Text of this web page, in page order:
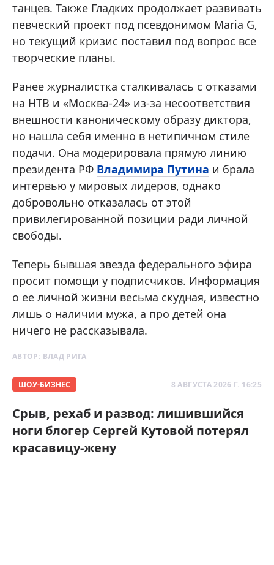
танцев. Также Гладких продолжает развивать
певческий проект под псевдонимом Maria G,
но текущий кризис поставил под вопрос все
творческие планы.
Ранее журналистка сталкивалась с отказами
на НТВ и «Москва-24» из-за несоответствия
внешности каноническому образу диктора,
но нашла себя именно в нетипичном стиле
подачи. Она модерировала прямую линию
президента РФ Владимира Путина и брала
интервью у мировых лидеров, однако
добровольно отказалась от этой
привилегированной позиции ради личной
свободы.
Теперь бывшая звезда федерального эфира
просит помощи у подписчиков. Информация
о ее личной жизни весьма скудная, известно
лишь о наличии мужа, а про детей она
ничего не рассказывала.
АВТОР: ВЛАД РИГА
ШОУ-БИЗНЕС 8 АВГУСТА 2026 Г. 16:25
Срыв, рехаб и развод: лишившийся
ноги блогер Сергей Кутовой потерял
красавицу-жену